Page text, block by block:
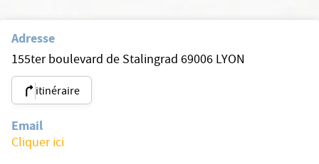
Adresse
155ter boulevard de Stalingrad 69006 LYON
itinéraire
Email
Cliquer ici